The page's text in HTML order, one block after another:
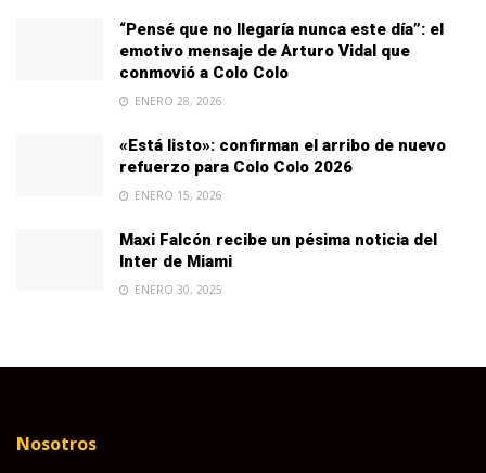
“Pensé que no llegaría nunca este día”: el
emotivo mensaje de Arturo Vidal que
conmovió a Colo Colo
ENERO 28, 2026
«Está listo»: confirman el arribo de nuevo
refuerzo para Colo Colo 2026
ENERO 15, 2026
Maxi Falcón recibe un pésima noticia del
Inter de Miami
ENERO 30, 2025
Nosotros